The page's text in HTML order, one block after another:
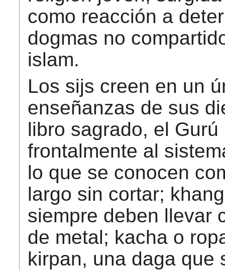
como reacción a
dogmas no
islam.
Los sijs creen en un
enseñanzas de sus
libro sagrado, el
frontalmente al
lo que se conocen
largo sin cortar;
siempre deben llevar
de metal; kacha o
kirpan, una daga que